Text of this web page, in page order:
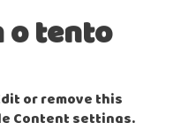
o tento
or remove this